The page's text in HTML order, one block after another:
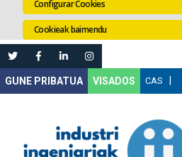
Configurar Cookies
Cookieak baimendu
VISADOS